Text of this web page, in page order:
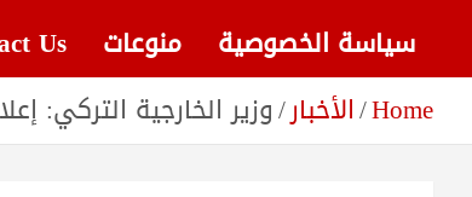
سياسة الخصوصية
منوعات Us
Home الأخبار وزير الخارجية التركي: